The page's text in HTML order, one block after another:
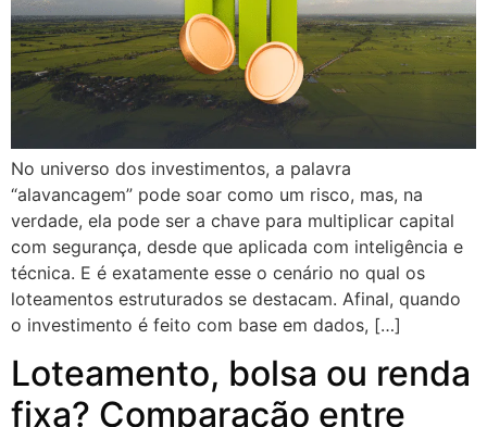
No universo dos investimentos, a palavra
“alavancagem” pode soar como um risco, mas, na
verdade, ela pode ser a chave para multiplicar capital
com segurança, desde que aplicada com inteligência e
técnica. E é exatamente esse o cenário no qual os
loteamentos estruturados se destacam. Afinal, quando
o investimento é feito com base em dados, […]
Loteamento, bolsa ou renda
fixa? Comparação entre